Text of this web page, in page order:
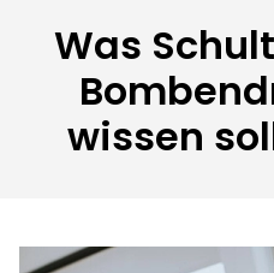
Zum
Montag
09:00 -
Was
wissen